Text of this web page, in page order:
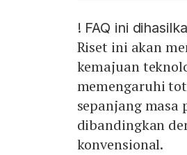
! FAQ ini
Riset ini akan
kemajuan
memengaruhi
sepanjang masa
dibandingkan
konvensional.